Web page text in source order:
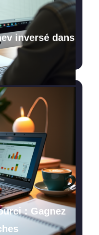
inversé dans
: Gagnez